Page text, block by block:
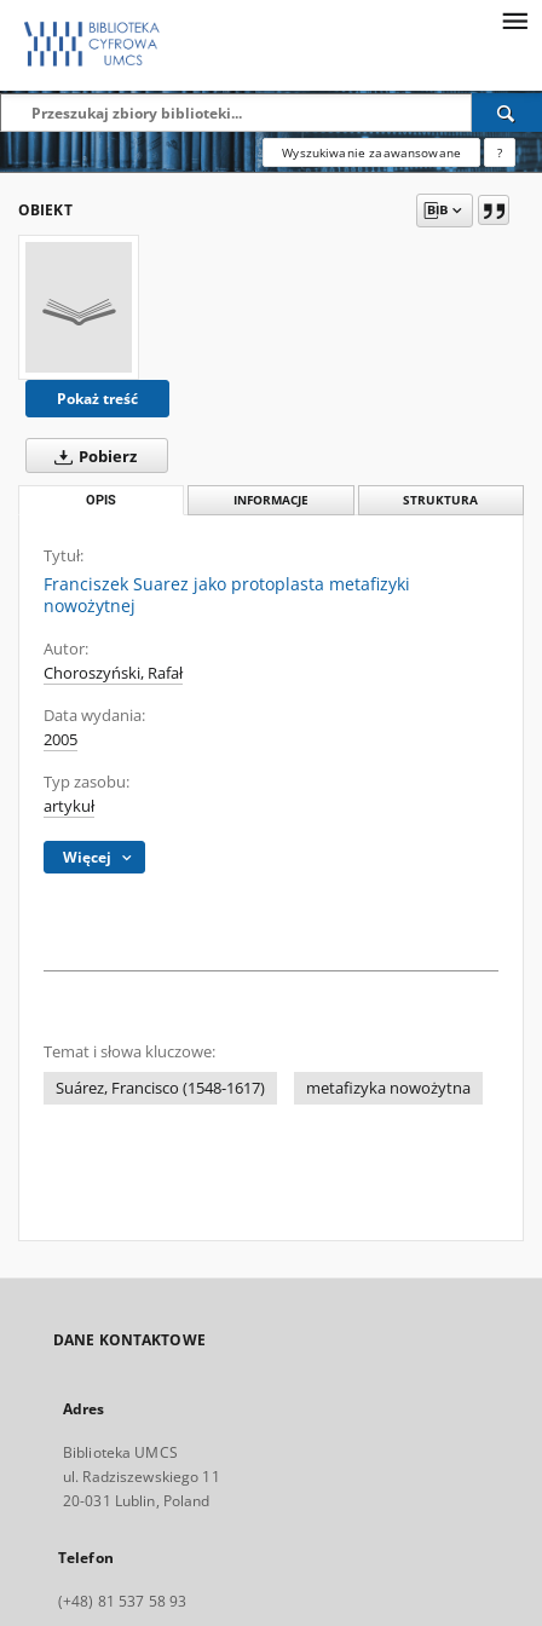
Wyszukiwanie zaawansowane ?
OBIEKT
Pokaż treść
Pobierz
OPIS INFORMACJE STRUKTURA
Tytuł:
Franciszek Suarez jako protoplasta metafizyki
nowożytnej
Autor:
Choroszyński, Rafał
Data wydania:
2005
Typ zasobu:
artykuł
Więcej
Temat i słowa kluczowe:
Suárez, Francisco (1548-1617)
metafizyka nowożytna
DANE KONTAKTOWE
Adres
Biblioteka UMCS
ul. Radziszewskiego 11
20-031 Lublin, Poland
Telefon
(+48) 81 537 58 93